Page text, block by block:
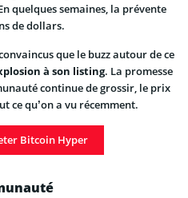
quelques semaines, la prévente
de dollars.
que le buzz autour de ce
à son listing. La promesse
continue de grossir, le prix
ce qu’on a vu récemment.
Bitcoin Hyper